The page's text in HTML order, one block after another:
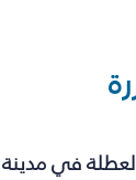
لعطلة في